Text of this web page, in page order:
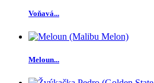
Voňavá...
Meloun...